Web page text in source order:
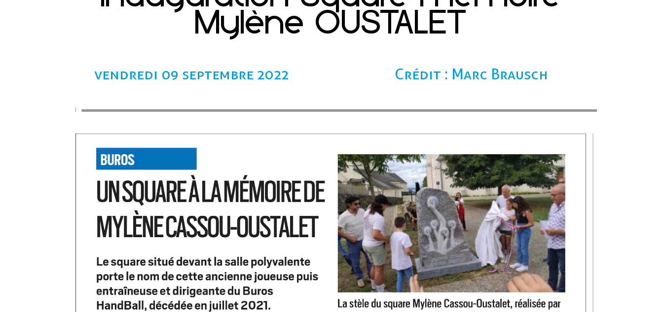
Mylène OUSTALET
vendredi 09 septembre 2022 Crédit : Marc Brausch